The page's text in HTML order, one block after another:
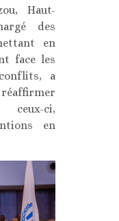
Haut-
des
en
face les
a
ci,
en